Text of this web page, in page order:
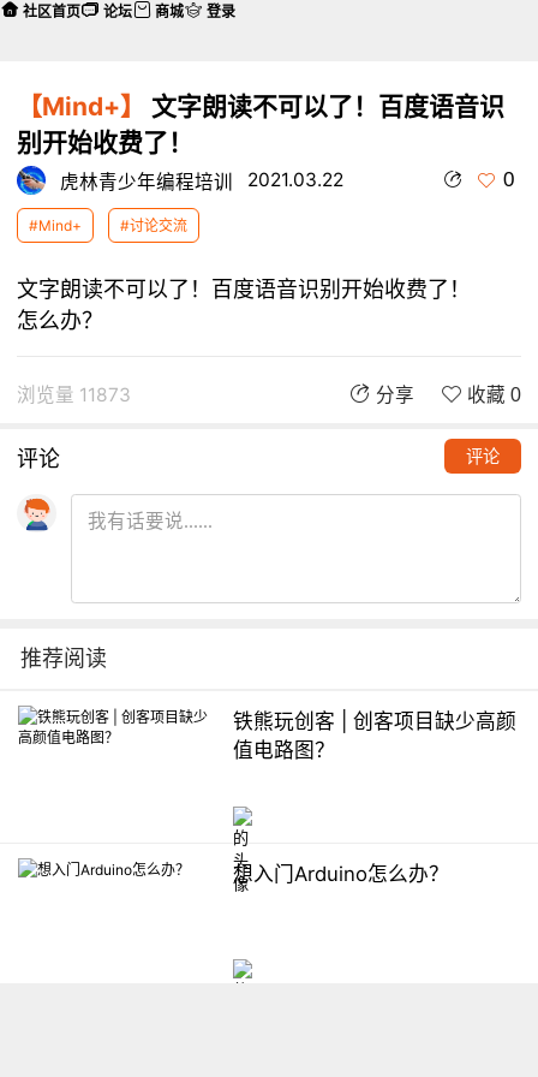
【Mind+】
文字朗读不可以了！百度语音识
别开始收费了！
虎林青少年编程培训 2021.03.22 0
#Mind+ #讨论交流
文字朗读不可以了！百度语音识别开始收费了！
怎么办？
浏览量 11873 分享 收藏 0
评论 评论
推荐阅读
铁熊玩创客 | 创客项目缺少高颜
值电路图？
想入门Arduino怎么办？
社区首页 论坛 商城 登录